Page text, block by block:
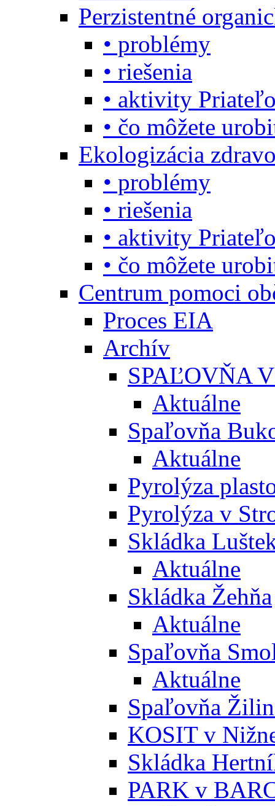
Perzistentné
• problémy
• riešenia
• aktivity
• čo môžete
Ekologizácia
• problémy
• riešenia
• aktivity
• čo môžete
Centrum pomoci
Proces EIA
Archív
SPAĽOVŇA
Aktuálne
Spaľovňa
Aktuálne
Pyrolýza
Pyrolýza v
Skládka
Aktuálne
Skládka Žehňa
Aktuálne
Spaľovňa
Aktuálne
Spaľovňa
KOSIT v
Skládka
PARK v